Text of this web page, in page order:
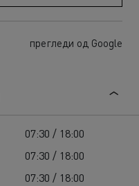
прегледи од Google
07:30 / 18:00
07:30 / 18:00
07:30 / 18:00